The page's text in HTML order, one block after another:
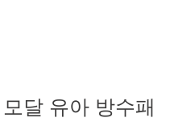
달 유아 방수패